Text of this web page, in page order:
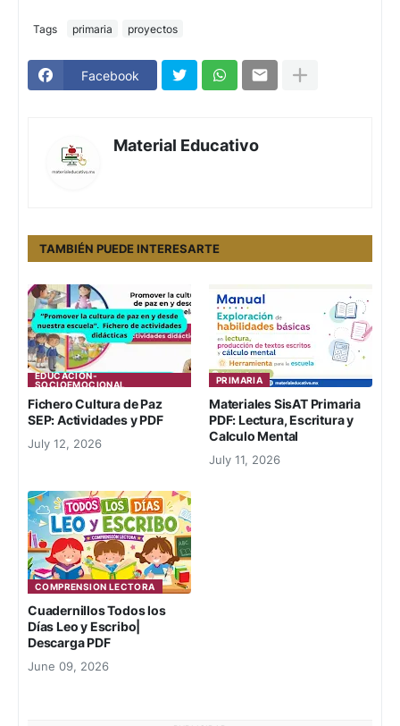
Tags primaria proyectos
Facebook
Material Educativo
TAMBIÉN PUEDE INTERESARTE
EDUCACION-
SOCIOEMOCIONAL
Fichero Cultura de Paz
SEP: Actividades y PDF
July 12, 2026
PRIMARIA
Materiales SisAT Primaria
PDF: Lectura, Escritura y
Calculo Mental
July 11, 2026
COMPRENSION LECTORA
Cuadernillos Todos los
Días Leo y Escribo|
Descarga PDF
June 09, 2026